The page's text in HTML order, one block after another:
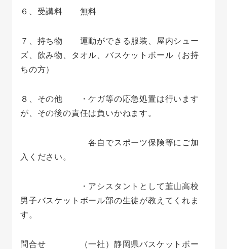
６、受講料 無料
７、持ち物 運動ができる服装、屋内シュー
ズ、飲み物、タオル、バスケットボール（お持
ちの方）
８、その他 ・ケガ等の応急処置は行います
が、その後の責任は負いかねます。
各自でスポーツ保険等にご加
入ください。
・アシスタントとして韮山高校
男子バスケットボール部の生徒が教えてくれま
す。
問合せ （一社）静岡県バスケットボー